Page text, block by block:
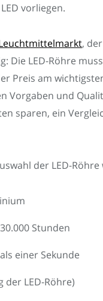
vorliegen.
,
Die LED-Röhre
Preis am
Vorgaben und
sparen, ein
der LED-Röhre
Stunden
einer Sekunde
der LED-Röhre)